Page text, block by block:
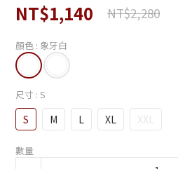
NT$1,140 NT$2,280
顏色 : 象牙白
尺寸 : S
S M L XL XXL
數量